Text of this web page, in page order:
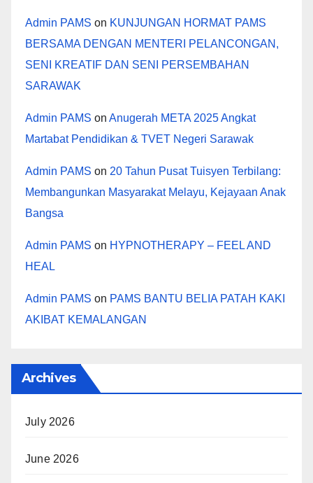
Admin PAMS on KUNJUNGAN HORMAT PAMS
BERSAMA DENGAN MENTERI PELANCONGAN,
SENI KREATIF DAN SENI PERSEMBAHAN
SARAWAK
Admin PAMS on Anugerah META 2025 Angkat
Martabat Pendidikan & TVET Negeri Sarawak
Admin PAMS on 20 Tahun Pusat Tuisyen Terbilang:
Membangunkan Masyarakat Melayu, Kejayaan Anak
Bangsa
Admin PAMS on HYPNOTHERAPY – FEEL AND
HEAL
Admin PAMS on PAMS BANTU BELIA PATAH KAKI
AKIBAT KEMALANGAN
Archives
July 2026
June 2026